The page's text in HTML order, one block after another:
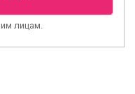
лицам.